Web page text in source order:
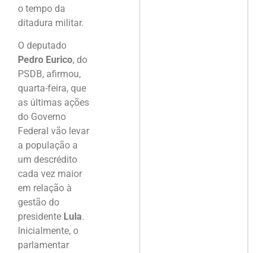
o tempo da
ditadura militar.
O deputado
Pedro Eurico, do
PSDB, afirmou,
quarta-feira, que
as últimas ações
do Governo
Federal vão levar
a população a
um descrédito
cada vez maior
em relação à
gestão do
presidente Lula.
Inicialmente, o
parlamentar